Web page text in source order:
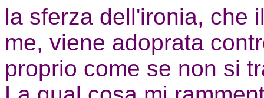
la sferza dell'ironia, che
me, viene adoprata
proprio come se non si